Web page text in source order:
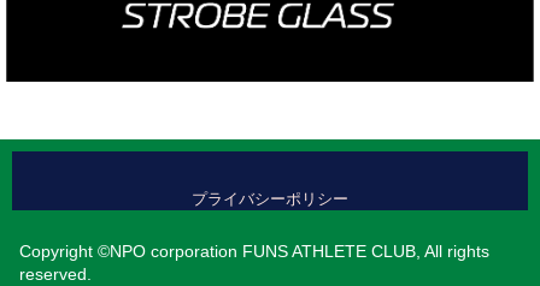
プライバシーポリシー
Copyright ©NPO corporation FUNS ATHLETE CLUB, All rights
reserved.